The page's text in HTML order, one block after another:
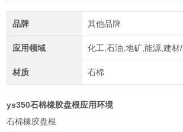
品牌 其他品牌
应用领域 化工,石油,地矿,能源,建材
材质 石棉
ys350石棉橡胶盘根应用环境
石棉橡胶盘根